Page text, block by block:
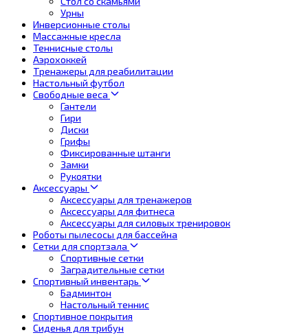
Урны
Инверсионные столы
Массажные кресла
Теннисные столы
Аэрохоккей
Тренажеры для реабилитации
Настольный футбол
Свободные веса
Гантели
Гири
Диски
Грифы
Фиксированные штанги
Замки
Рукоятки
Аксессуары
Аксессуары для тренажеров
Аксессуары для фитнеса
Аксессуары для силовых тренировок
Роботы пылесосы для бассейна
Сетки для спортзала
Спортивные сетки
Заградительные сетки
Спортивный инвентарь
Бадминтон
Настольный теннис
Спортивное покрытия
Сиденья для трибун